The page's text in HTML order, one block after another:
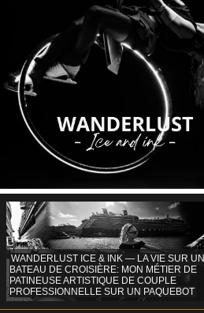
WANDERLUST ICE & INK — LA VIE SUR UN
BATEAU DE CROISIÈRE: MON MÉTIER DE
PATINEUSE ARTISTIQUE DE COUPLE
PROFESSIONNELLE SUR UN PAQUEBOT